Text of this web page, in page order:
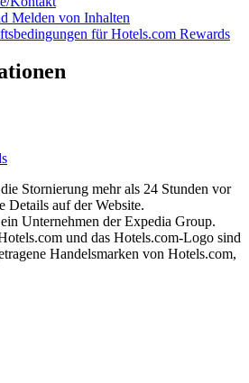
Melden von Inhalten
für Hotels.com Rewards
Stornierung mehr als 24 Stunden vor
Details auf der Website.
Unternehmen der Expedia Group.
und das Hotels.com-Logo sind
Handelsmarken von Hotels.com,